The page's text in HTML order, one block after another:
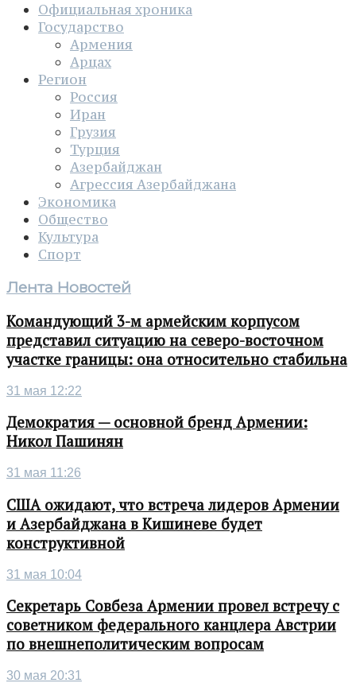
Официальная хроника
Государство
Армения
Арцах
Регион
Россия
Иран
Грузия
Турция
Азербайджан
Агрессия Азербайджана
Экономика
Общество
Культура
Спорт
Лента Новостей
Командующий 3-м армейским корпусом
представил ситуацию на северо-восточном
участке границы: она относительно стабильна
31 мая 12:22
Демократия — основной бренд Армении:
Никол Пашинян
31 мая 11:26
США ожидают, что встреча лидеров Армении
и Азербайджана в Кишиневе будет
конструктивной
31 мая 10:04
Секретарь Совбеза Армении провел встречу с
советником федерального канцлера Австрии
по внешнеполитическим вопросам
30 мая 20:31